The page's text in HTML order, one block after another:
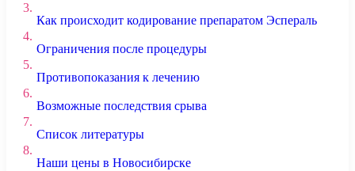
3.
Как происходит кодирование препаратом Эспераль
4.
Ограничения после процедуры
5.
Противопоказания к лечению
6.
Возможные последствия срыва
7.
Список литературы
8.
Наши цены в Новосибирске